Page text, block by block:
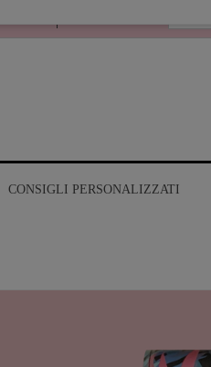
CONSIGLI PERSONALIZZATI